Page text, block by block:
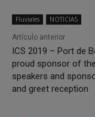
Fluviales NOTICIAS
Artículo anterior
ICS 2019 – Port de
proud sponsor of the
speakers and
and greet reception